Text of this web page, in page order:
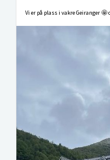
Vi er på plass i vakre Geiranger